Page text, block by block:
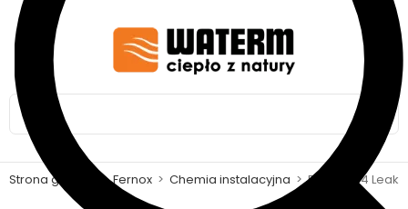
Strona główna > Fernox > Chemia instalacyjna > FERNOX F4 Leak